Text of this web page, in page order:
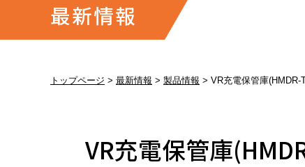
最新情報
トップページ 最新情報 製品情報 VR充電保管庫(HMDR-
VR充電保管庫